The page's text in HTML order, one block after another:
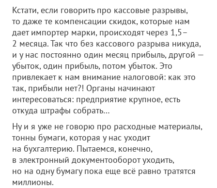
Кстати, если говорить про кассовые разрывы,
то даже те компенсации скидок, которые нам
дает импортер марки, происходят через 1,5–
2 месяца. Так что без кассового разрыва никуда,
и у нас постоянно один месяц прибыль, другой —
убыток, один прибыль, потом убыток. Это
привлекает к нам внимание налоговой: как это
так, прибыли нет?! Органы начинают
интересоваться: предприятие крупное, есть
откуда штрафы собрать…
Ну и я уже не говорю про расходные материалы,
тонны бумаги, которая у нас уходит
на бухгалтерию. Пытаемся, конечно,
в электронный документооборот уходить,
но на одну бумагу пока еще всё равно тратятся
миллионы.